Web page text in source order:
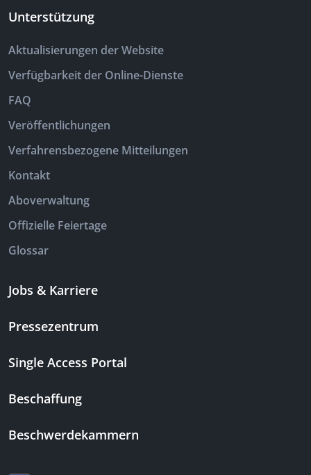
Unterstützung
Aktualisierungen der Website
Verfügbarkeit der Online-Dienste
FAQ
Veröffentlichungen
Verfahrensbezogene Mitteilungen
Kontakt
Aboverwaltung
Offizielle Feiertage
Glossar
Jobs & Karriere
Pressezentrum
Single Access Portal
Beschaffung
Beschwerdekammern